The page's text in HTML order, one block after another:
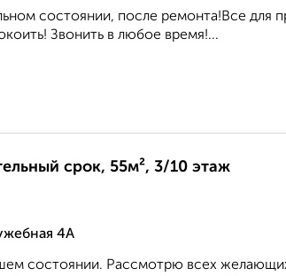
состоянии, после ремонта!Все для
Звонить в любое время!...
срок, 55м², 3/10 этаж
4А
состоянии. Рассмотрю всех